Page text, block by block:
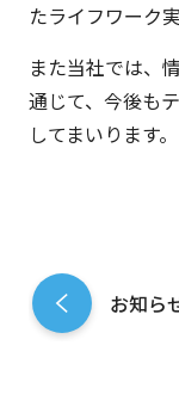
たライフワーク
また当社では、
通じて、今後も
してまいります。
お知ら